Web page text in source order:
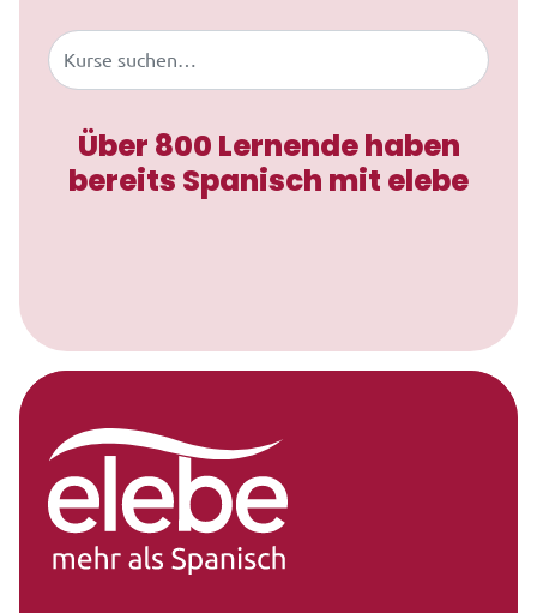
Buscar
Über 800 Lernende haben
bereits Spanisch mit elebe